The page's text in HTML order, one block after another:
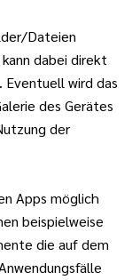
Dateien
dabei direkt
Eventuell wird das
des Gerätes
der
Apps möglich
beispielweise
die auf dem